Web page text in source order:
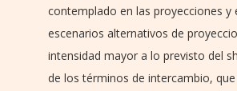
contemplado en las proyecciones y
escenarios alternativos de
intensidad mayor a lo previsto del
de los términos de intercambio,